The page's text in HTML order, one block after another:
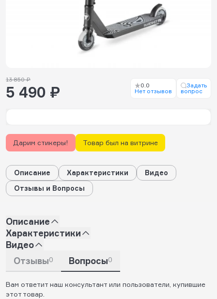
13 850 ₽
5 490 ₽
0.0
Нет отзывов
Задать
вопрос
Дарим стикеры! Товар был на витрине
Описание Характеристики
Видео
Отзывы и Вопросы
Описание
Характеристики
Видео
Отзывы0 Вопросы0
Вам ответит наш консультант или пользователи, купившие
этот товар.